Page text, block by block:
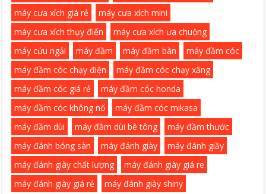
máy cưa xích giá rẻ
máy cưa xích mini
máy cưa xích thụy điển
máy cưa xích ưa chuộng
máy cứu ngải
máy đầm máy đầm bàn
máy đầm cóc
máy đầm cóc chạy điện
máy đầm cóc chạy xăng
máy đầm cóc giá rẻ
máy đầm cóc honda
máy đầm cóc không nổ
máy đầm cóc mikasa
máy đầm dùi
máy đầm dùi bê tông
máy đầm thước
máy đánh bóng sàn
máy đánh giày
máy đánh giầy
máy đánh giày chất lượng
máy đánh giày giá re
máy đánh giày giá rẻ
máy đánh giày shiny